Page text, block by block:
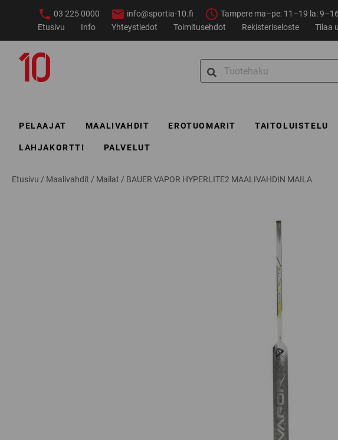
03 225 0000 info@sportia-10.fi
Tampere ma–pe: 11–19 la:
Etusivu
Info Yhteystiedot Toimitusehdot Rekisteriseloste Tilaa
Search
for:
PELAAJAT MAALIVAHDIT EROTUOMARIT TAITOLUISTELU
LAHJAKORTTI PALVELUT
Etusivu / Maalivahdit / Mailat / BAUER VAPOR HYPERLITE2 MAALIVAHDIN MAILA